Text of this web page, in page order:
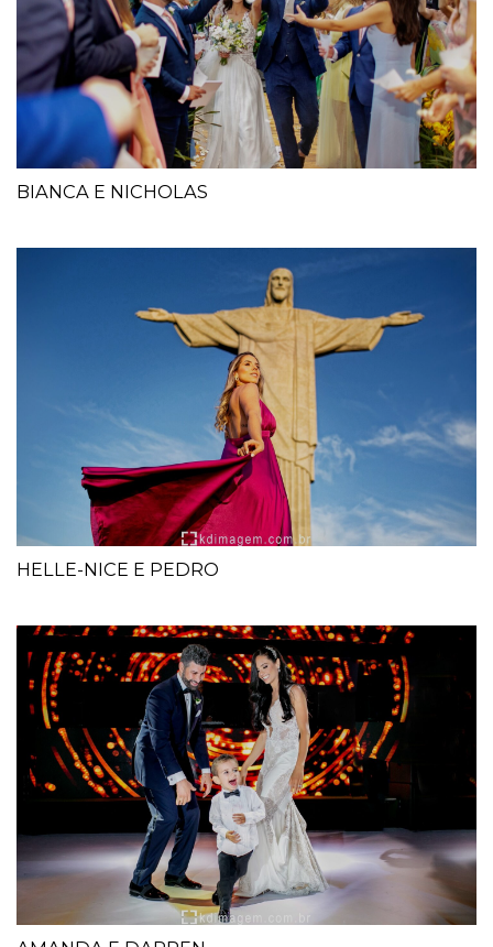
BIANCA E NICHOLAS
HELLE-NICE E PEDRO